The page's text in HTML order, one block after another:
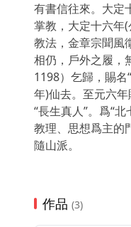
有書信往來。大定
掌教，大定十六年
教法，金章宗聞風
相仍，戶外之履，
1198）乞歸，賜名
年)仙去。至元六
“長生真人”。爲“
教理、思想爲主的
隨山派。
作品 (3)